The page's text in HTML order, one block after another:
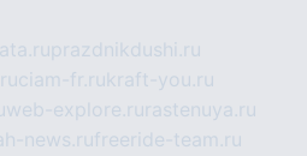
prazdnikdushi.ru
ciam-fr.rukraft-you.ru
web-explore.ru rastenuya.ru
news.rufreeride-team.ru